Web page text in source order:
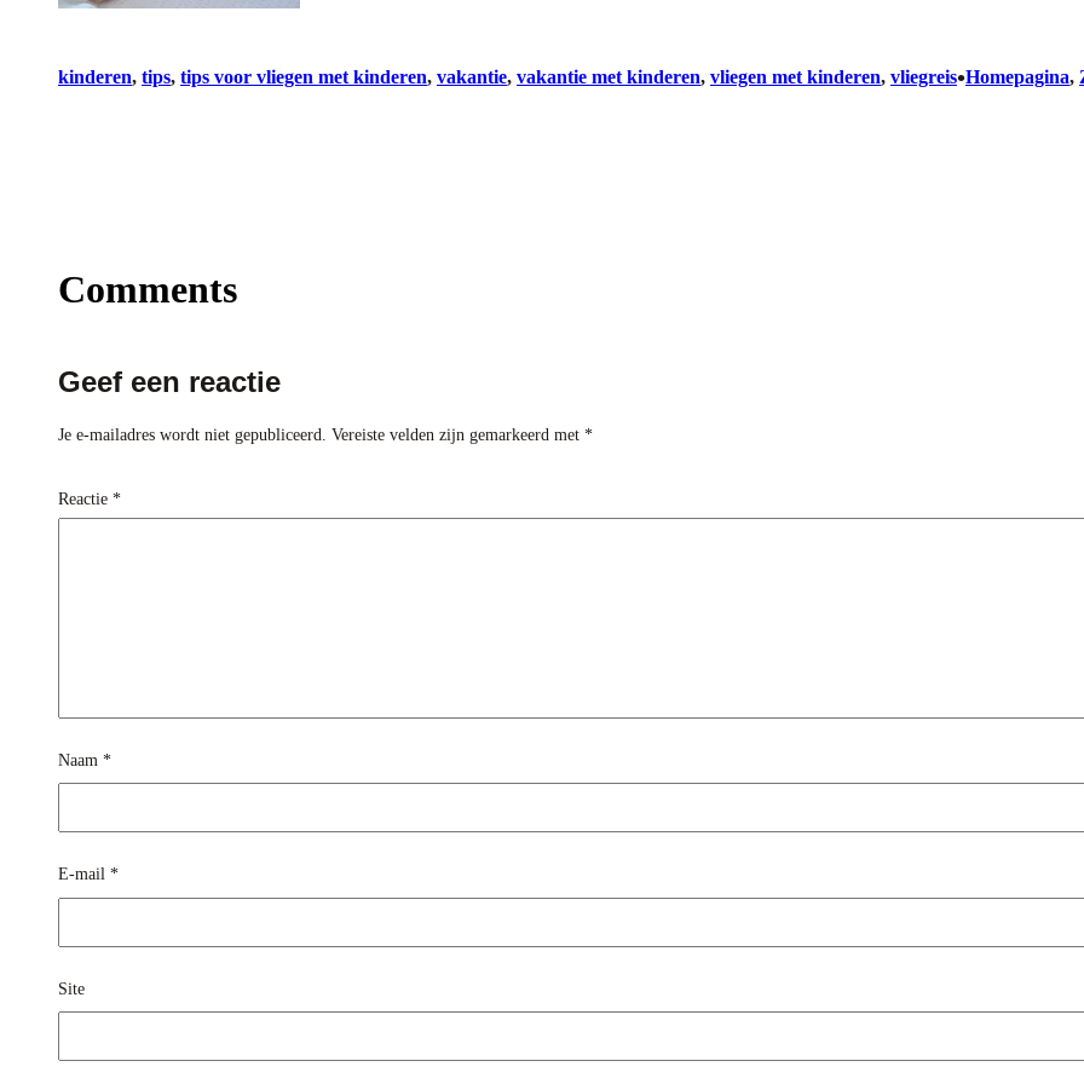
kinderen, tips, tips voor vliegen met kinderen, vakantie, vakantie met kinderen, vliegen met kinderen, vliegreis•Homepagina,
Comments
Geef een reactie
Je e-mailadres wordt niet gepubliceerd. Vereiste velden zijn gemarkeerd met *
Reactie *
Naam *
E-mail *
Site